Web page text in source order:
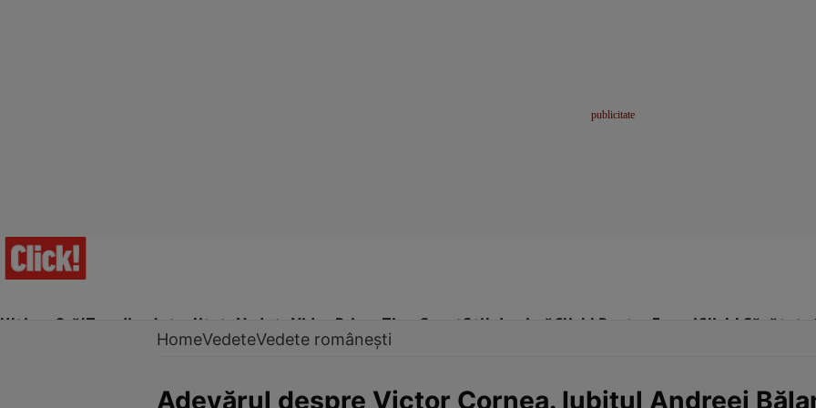
Ultima Oră!Trending Actualitate Vedete Video Prime Time SportStil de viațăClick! Pentru FemeiClick! Sănătate
HomeVedeteVedete românești
Adevărul despre Victor Cornea. Iubitul Andreei